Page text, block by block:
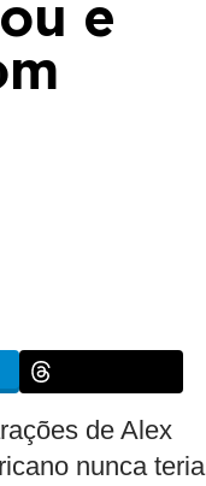
e
de Alex
nunca teria